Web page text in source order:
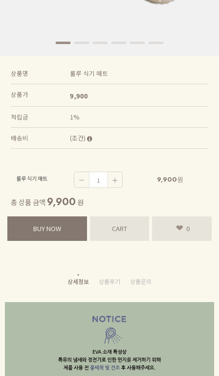
상품명 룰루 식기 매트
상품가 9,900
적립금 1%
배송비 (조건)
룰루 식기 매트 9,900원
총 상품 금액 9,900 원
BUY NOW CART 0
상세정보 상품후기 상품문의